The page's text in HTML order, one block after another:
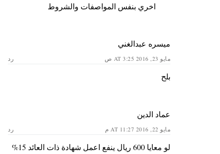
اخري بنفس المواصفات والشروط
ميسره عبدالغني
مايو 23, 2016 AT 3:25 ص رد
بلح
عماد الدين
مايو 22, 2016 AT 11:27 م رد
لو معايا 600 ريال ينفع اعمل شهادة ذات العائد 15%